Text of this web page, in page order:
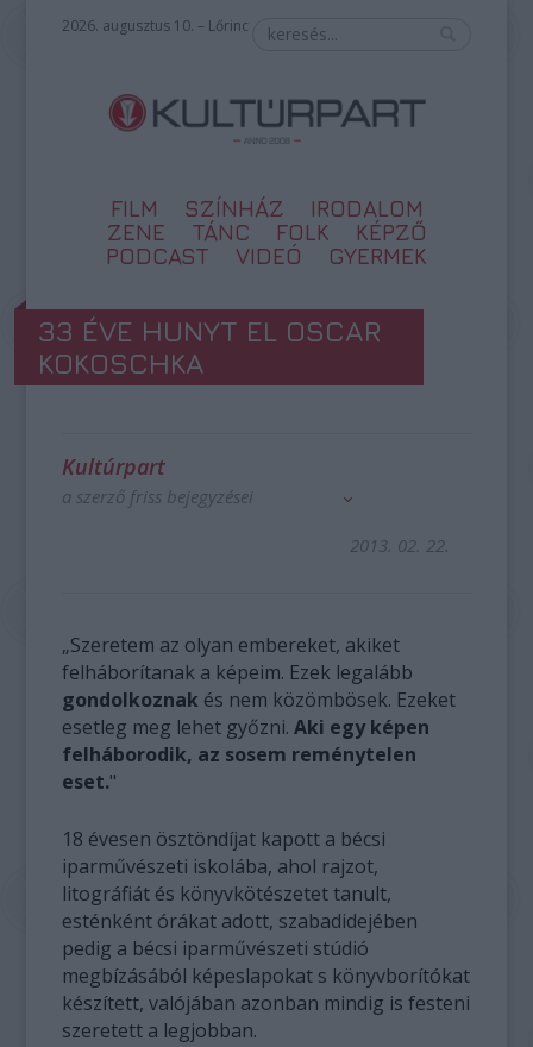
2026. augusztus 10. – Lőrinc
FILM SZÍNHÁZ
IRODALOM
ZENE
TÁNC FOLK
KÉPZŐ
PODCAST
VIDEÓ GYERMEK
33 ÉVE HUNYT EL OSCAR
KOKOSCHKA
Kultúrpart
a szerző friss bejegyzései
2013. 02. 22.
„Szeretem az olyan embereket, akiket
felháborítanak a képeim. Ezek legalább
gondolkoznak és nem közömbösek. Ezeket
esetleg meg lehet győzni.Aki egy képen
felháborodik, az sosem reménytelen
eset."
18 évesen ösztöndíjat kapott a bécsi
iparművészeti iskolába, ahol rajzot,
litográfiát és könyvkötészetet tanult,
esténként órákat adott, szabadidejében
pedig a bécsi iparművészeti stúdió
megbízásából képeslapokat s könyvborítókat
készített, valójában azonban mindig is festeni
szeretett a legjobban.